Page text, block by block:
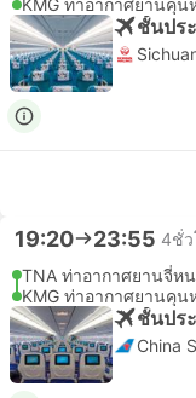
KMG ท่าอากาศยานคุน
ชั้นปร
19:20 23:55 4ชั่
TNA ท่าอากาศยานจี่ห
KMG ท่าอากาศยานคุน
ชั้นปร
China